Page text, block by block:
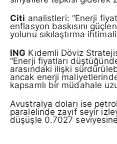
Citi analistleri: “Enerji
enflasyon baskısını
yolunu sıkılaştırma
ING Kıdemli Döviz
“Enerji fiyatları
arasındaki ilişki
ancak enerji
kapsamlı bir müdahale
Avustralya doları ise
paralelinde zayıf seyir
düşüşle 0.7027